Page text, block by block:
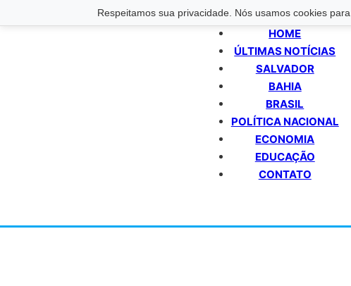
Respeitamos sua privacidade. Nós usamos cookies
HOME
ÚLTIMAS NOTÍCIAS
SALVADOR
BAHIA
BRASIL
POLÍTICA NACIONAL
ECONOMIA
EDUCAÇÃO
CONTATO